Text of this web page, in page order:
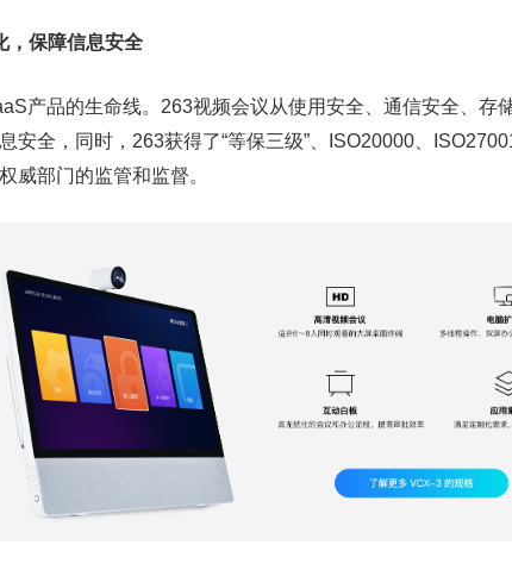
，保障信息安全
品的生命线。263视频会议从使用安全、通信安全、存
安全，同时，263获得了“等保三级”、ISO20000、
威部门的监管和监督。